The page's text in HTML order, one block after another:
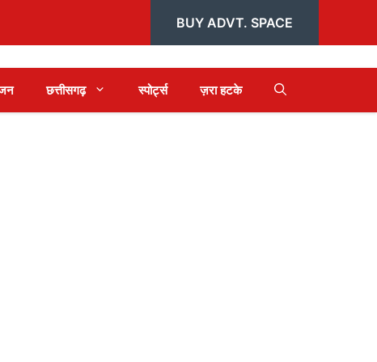
BUY ADVT. SPACE
छत्तीसगढ़ स्पोर्ट्स ज़रा हटके